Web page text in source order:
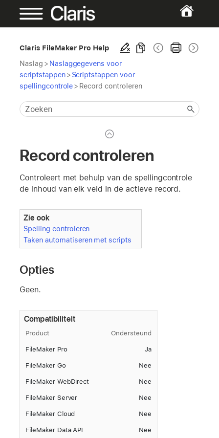
Claris FileMaker Pro Help
Naslag > Naslaggegevens voor
scriptstappen > Scriptstappen voor
spellingcontrole> Record controleren
Record controleren
Controleert met behulp van de spellingcontrole
de inhoud van elk veld in de actieve record.
Zie ook
Spelling controleren
Taken automatiseren met scripts
Opties
Geen.
Compatibiliteit
Product Ondersteund
FileMaker Pro Ja
FileMaker Go Nee
FileMaker WebDirect Nee
FileMaker Server Nee
FileMaker Cloud Nee
FileMaker Data API Nee